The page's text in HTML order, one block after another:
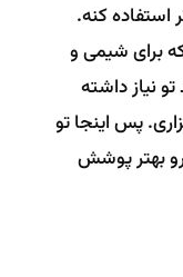
استفاده کنه.
برای شیمی و
نیاز داشته
پس اینجا تو
بهتر پوشش